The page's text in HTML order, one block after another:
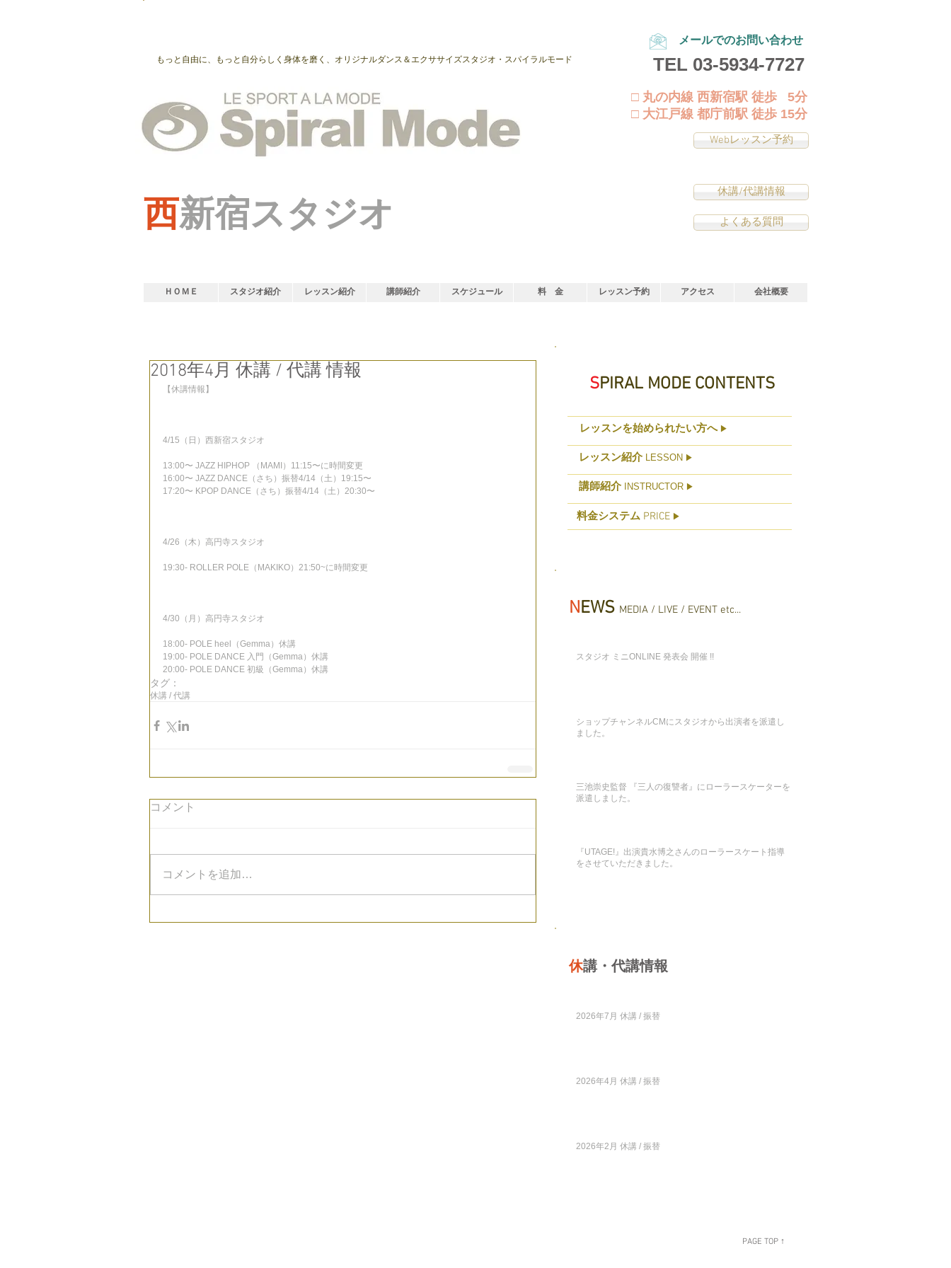
もっと自由に、もっと自分らしく身体を磨く、オリジナルダンス＆エクササイズスタジオ・スパイラルモード
西新宿スタジオ
メールでのお問い合わせ
TEL 03-5934-7727
□ 丸の内線 西新宿駅 徒歩 5分
□ 大江戸線 都庁前駅 徒歩 15分
Webレッスン予約
休講/代講情報
よくある質問
ＨＯＭＥ スタジオ紹介 レッスン紹介 講師紹介 スケジュール 料 金 レッスン予約 アクセス 会社概要
2018年4月 休講 / 代講 情報
【休講情報】
4/15（日）西新宿スタジオ
13:00〜 JAZZ HIPHOP （MAMI）11:15〜に時間変更
16:00〜 JAZZ DANCE（さち）振替4/14（土）19:15〜
17:20〜 KPOP DANCE（さち）振替4/14（土）20:30〜
4/26（木）高円寺スタジオ
19:30- ROLLER POLE（MAKIKO）21:50~に時間変更
4/30（月）高円寺スタジオ
18:00- POLE heel（Gemma）休講
19:00- POLE DANCE 入門（Gemma）休講
20:00- POLE DANCE 初級（Gemma）休講
タグ：
休講 / 代講
コメント
コメントを追加…
SPIRAL MODE CONTENTS
レッスンを始められたい方へ▶
レッスン紹介LESSON ▶
講師紹介INSTRUCTOR ▶
料金システム PRICE ▶
NEWS MEDIA / LIVE / EVENT etc...
スタジオ ミニONLINE 発表会 開催 !!
ショップチャンネルCMにスタジオから出演者を派遣し
ました。
三池崇史監督 『三人の復讐者』にローラースケーターを
派遣しました。
『UTAGE!』出演貴水博之さんのローラースケート指導
をさせていただきました。
休講・代講情報
2026年7月 休講 / 振替
2026年4月 休講 / 振替
2026年2月 休講 / 振替
PAGE TOP ↑